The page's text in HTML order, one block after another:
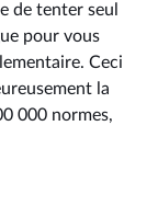
de tenter seul
pour vous
Ceci
la
000 normes,